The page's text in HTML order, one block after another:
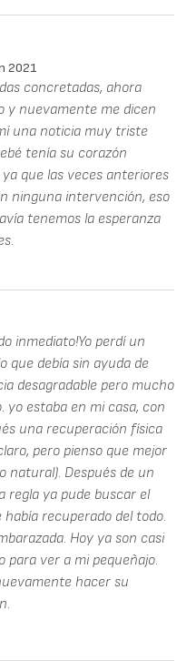
2021
concretadas, ahora
y nuevamente me dicen
una noticia muy triste
tenía su corazón
que las veces anteriores
ninguna intervención, eso
tenemos la esperanza
inmediato!Yo perdí un
que debía sin ayuda de
desagradable pero mucho
yo estaba en mi casa, con
una recuperación física
pero pienso que mejor
natural). Después de un
regla ya pude buscar el
recuperado del todo.
Hoy ya son casi
para ver a mi pequeñajo.
hacer su